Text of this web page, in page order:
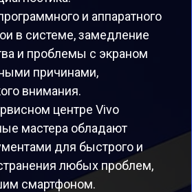
и аппаратного
в системе, замедление
и проблемы с экраном
причинами,
внимания.
центре Vivo
мастера обладают
для быстрого и
любых проблем,
смартфоном.